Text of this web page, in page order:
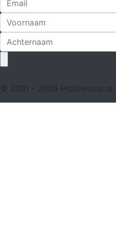
© 2001 - 2026 Problemcar.nl |